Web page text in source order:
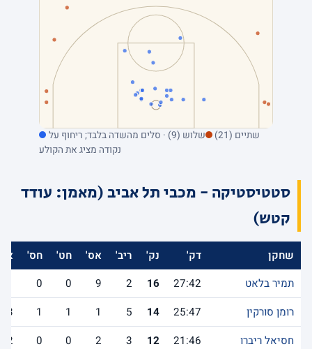
שתיים (21)
שלוש (9) · סלים מהשדה בלבד; ריחוף על
נקודה מציג את הקולע
סטטיסטיקה - מכבי תל אביב (מאמן: עודד
קטש)
שחקן דק' נק' ריב' אס' חט' חס'
תמיר בלאט
27:42
16
2
9
0
0
רומן סורקין
25:47
14
5
1
1
1
3
חסיאל ריברו
21:46
12
3
2
0
0
2